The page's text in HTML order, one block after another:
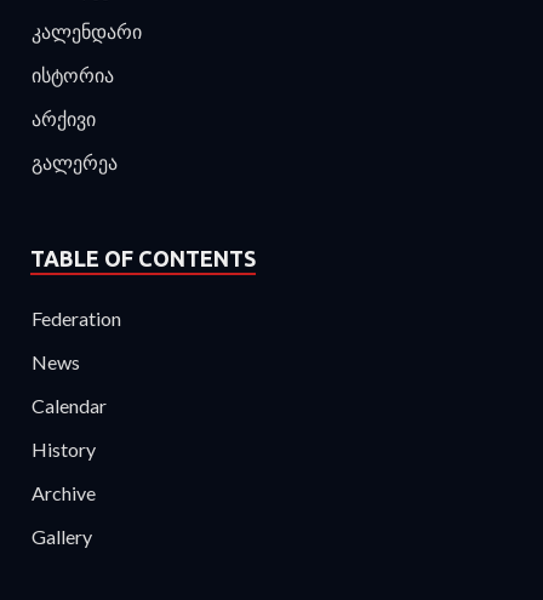
კალენდარი
ისტორია
არქივი
გალერეა
TABLE OF CONTENTS
Federation
News
Calendar
History
Archive
Gallery